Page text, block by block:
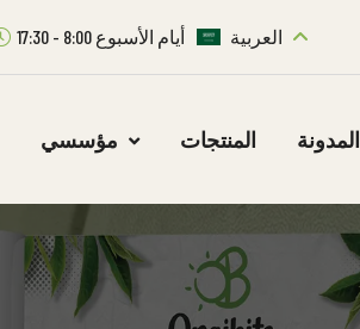
أيام الأسبوع 8:00 - 17:30 العربية
المنتجات المدونة